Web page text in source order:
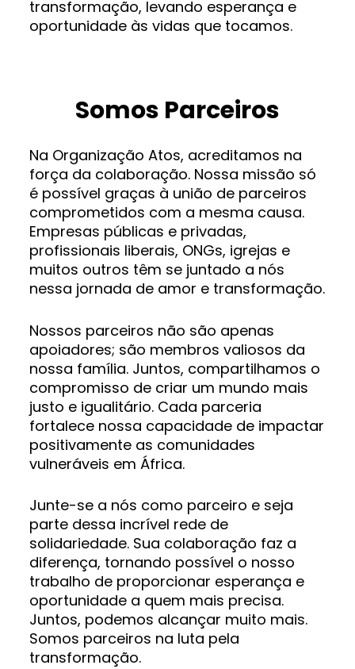
transformação, levando esperança e
oportunidade às vidas que tocamos.
Somos Parceiros
Na Organização Atos, acreditamos na
força da colaboração. Nossa missão só
é possível graças à união de parceiros
comprometidos com a mesma causa.
Empresas públicas e privadas,
profissionais liberais, ONGs, igrejas e
muitos outros têm se juntado a nós
nessa jornada de amor e transformação.
Nossos parceiros não são apenas
apoiadores; são membros valiosos da
nossa família. Juntos, compartilhamos o
compromisso de criar um mundo mais
justo e igualitário. Cada parceria
fortalece nossa capacidade de impactar
positivamente as comunidades
vulneráveis em África.
Junte-se a nós como parceiro e seja
parte dessa incrível rede de
solidariedade. Sua colaboração faz a
diferença, tornando possível o nosso
trabalho de proporcionar esperança e
oportunidade a quem mais precisa.
Juntos, podemos alcançar muito mais.
Somos parceiros na luta pela
transformação.